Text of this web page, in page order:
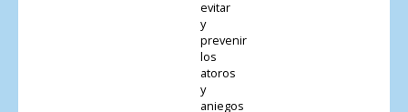
evitar
y
prevenir
los
atoros
y
aniegos